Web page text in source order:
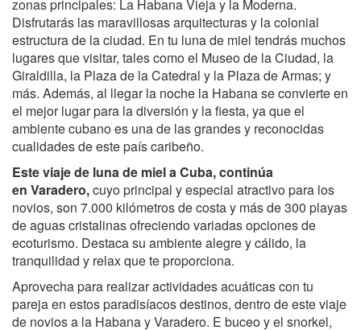
zonas principales: La Habana Vieja y la Moderna.
Disfrutarás las maravillosas arquitecturas y la colonial
estructura de la ciudad. En tu luna de miel tendrás muchos
lugares que visitar, tales como el Museo de la Ciudad, la
Giraldilla, la Plaza de la Catedral y la Plaza de Armas; y
más. Además, al llegar la noche la Habana se convierte en
el mejor lugar para la diversión y la fiesta, ya que el
ambiente cubano es una de las grandes y reconocidas
cualidades de este país caribeño.
Este viaje de luna de miel a Cuba, continúa
en Varadero,cuyo principal y especial atractivo para los
novios, son 7.000 kilómetros de costa y más de 300 playas
de aguas cristalinas ofreciendo variadas opciones de
ecoturismo. Destaca su ambiente alegre y cálido, la
tranquilidad y relax que te proporciona.
Aprovecha para realizar actividades acuáticas con tu
pareja en estos paradisíacos destinos, dentro de este viaje
de novios a la Habana y Varadero. E buceo y el snorkel,